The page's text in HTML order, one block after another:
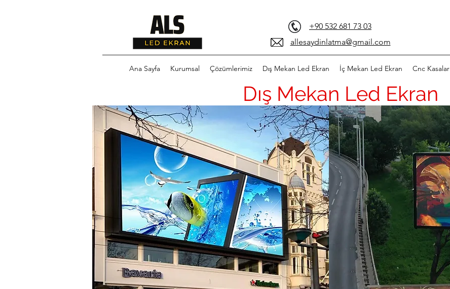
+90 532 681 73 03
allesaydinlatma@gmail.com
Ana Sayfa Kurumsal Çözümlerimiz Dış Mekan Led Ekran İç Mekan Led Ekran Cnc Kasalar
Dış Mekan Led Ekran